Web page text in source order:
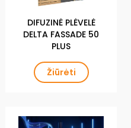
DIFUZINĖ PLĖVELĖ
DELTA FASSADE 50
PLUS
Žiūrėti